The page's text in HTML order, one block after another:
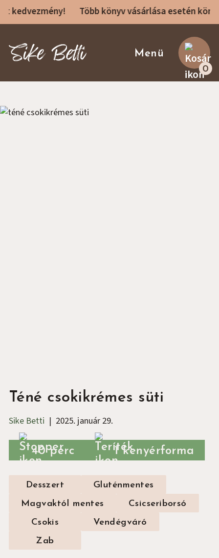
Több könyv vásárlása esetén
Sike Betti Kezdőlap Menü
0
Téné csokikrémes süti
Sike Betti | 2025. január 29.
40 perc 1 kenyérforma
Desszert
Gluténmentes
Magvaktól mentes
Csicseriborsó
Csokis
Vendégváró
Zab